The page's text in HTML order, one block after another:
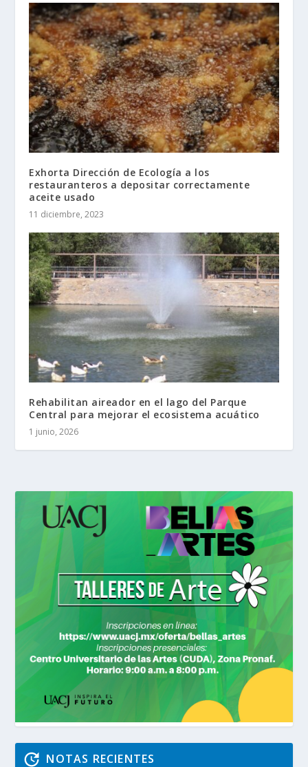
Exhorta Dirección de Ecología a los
restauranteros a depositar correctamente
aceite usado
11 diciembre, 2023
Rehabilitan aireador en el lago del Parque
Central para mejorar el ecosistema acuático
1 junio, 2026
NOTAS RECIENTES